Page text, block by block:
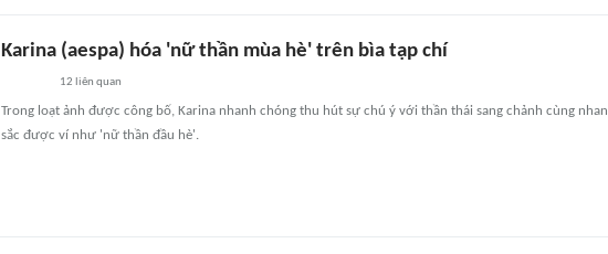
Karina (aespa) hóa 'nữ thần mùa hè' trên bìa tạp chí
12 liên quan
Trong loạt ảnh được công bố, Karina nhanh chóng thu hút sự chú ý với thần thái sang chảnh cùng nhan
sắc được ví như 'nữ thần đầu hè'.